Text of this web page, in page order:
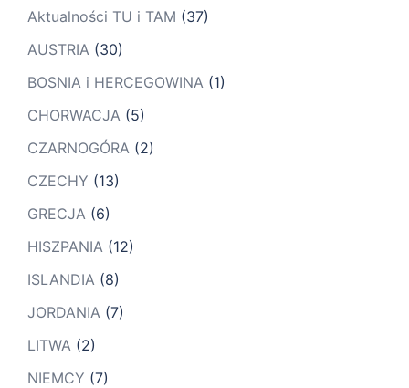
Aktualności TU i TAM (37)
AUSTRIA (30)
BOSNIA i HERCEGOWINA (1)
CHORWACJA (5)
CZARNOGÓRA (2)
CZECHY (13)
GRECJA (6)
HISZPANIA (12)
ISLANDIA (8)
JORDANIA (7)
LITWA (2)
NIEMCY (7)